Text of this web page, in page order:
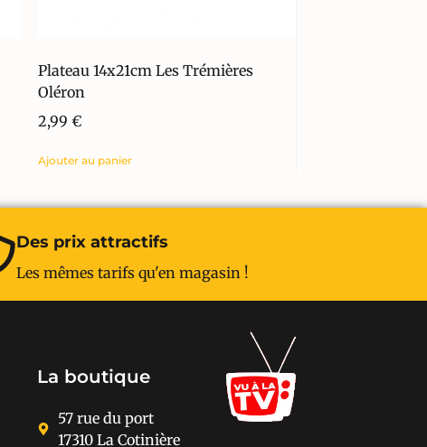
Plateau 14x21cm Les Trémières
Oléron
2,99€
Ajouter au panier
Des prix attractifs
Les mêmes tarifs qu'en magasin !
La boutique
57 rue du port
17310 La Cotinière